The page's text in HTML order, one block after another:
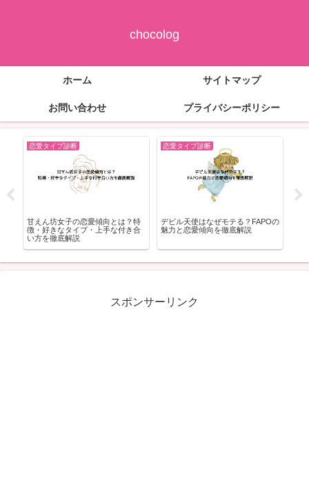
chocolog
ホーム サイトマップ
お問い合わせ プライバシーポリシー
恋愛タイプ診断
甘えん坊女子の恋愛傾向とは？特
徴・好きなタイプ・上手な付き合
い方を徹底解説
恋愛タイプ診断
デビル天使はなぜモテる？FAPOの
魅力と恋愛傾向を徹底解説
スポンサーリンク